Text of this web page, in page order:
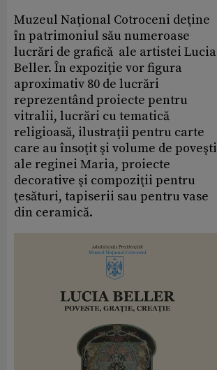
Muzeul Naţional Cotroceni deţine
în patrimoniul său numeroase
lucrări de grafică ale artistei Lucia
Beller. În expoziţie vor figura
aproximativ 80 de lucrări
reprezentând proiecte pentru
vitralii, lucrări cu tematică
religioasă, ilustraţii pentru carte
care au însoţit şi volume de poveşti
ale reginei Maria, proiecte
decorative şi compoziţii pentru
ţesături, tapiserii sau pentru vase
din ceramică.